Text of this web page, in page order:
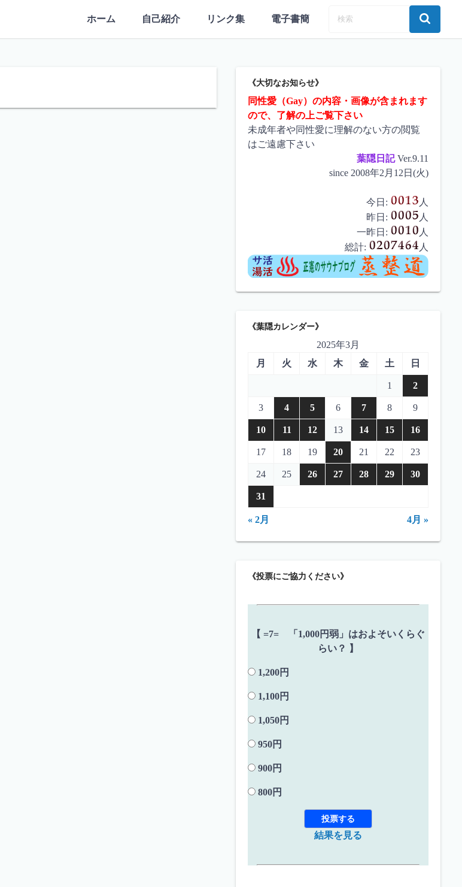
ホーム 自己紹介 リンク集 電子書簡
《大切なお知らせ》
同性愛（Gay）の内容・画像が含まれます
ので、了解の上ご覧下さい
未成年者や同性愛に理解のない方の閲覧
はご遠慮下さい
葉隠日記Ver.9.11
since 2008年2月12日(火)
今日:
人
昨日:
人
一昨日:
人
総計:
人
《葉隠カレンダー》
2025年3月
月
火 水 木 金 土 日
1 2
3 4 5 6 7 8 9
10 11 12 13 14 15 16
17 18 19 20 21 22 23
24 25 26 27 28 29 30
31
« 2月 4月 »
《投票にご協力ください》
【 =7= 「1,000円弱」はおよそいくらぐ
らい？ 】
1,200円
1,100円
1,050円
950円
900円
800円
結果を見る